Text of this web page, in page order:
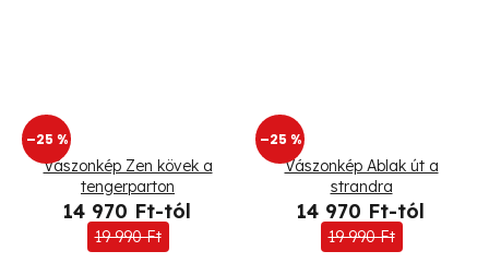
–25 %
Vászonkép Zen kövek a
tengerparton
14 970 Ft-tól
19 990 Ft
–25 %
Vászonkép Ablak út a
strandra
14 970 Ft-tól
19 990 Ft